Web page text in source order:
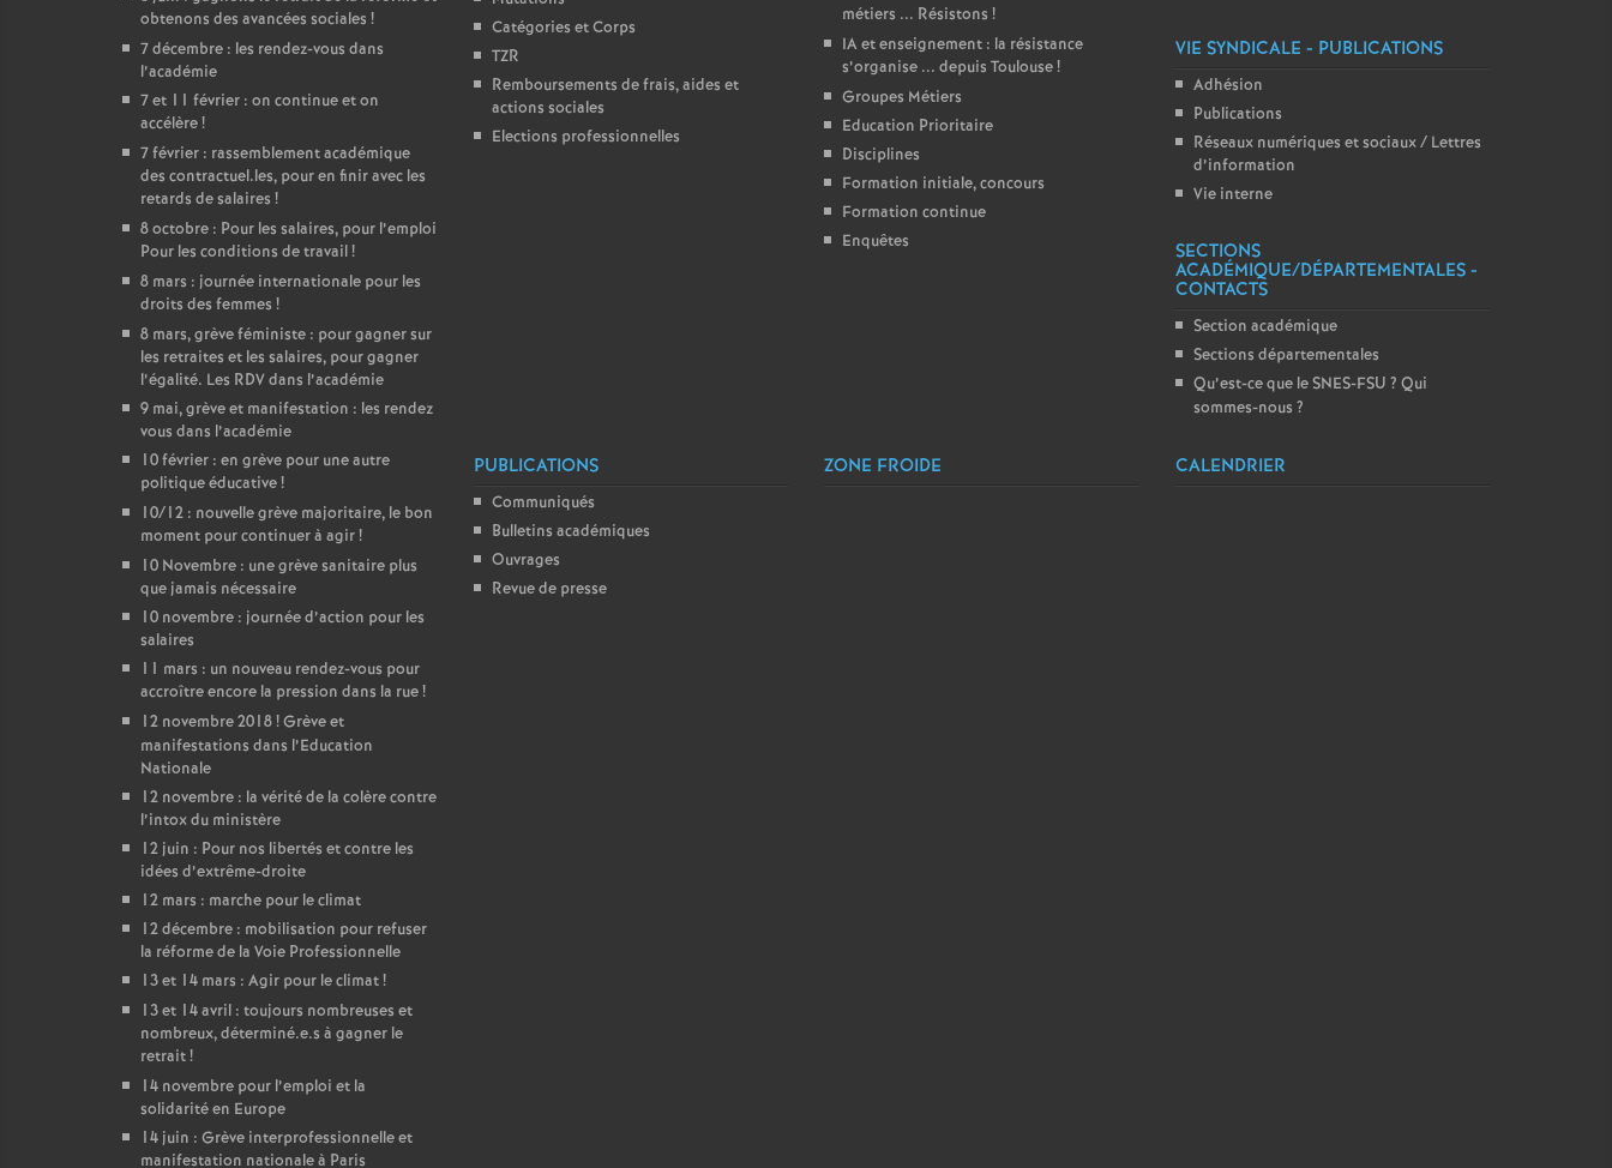
s
T
obtenons des avancées sociales !
7 décembre : les rendez-vous dans
l’académie
7 et 11 février : on continue et on
accélère!
7 février : rassemblement académique
des contractuel.les, pour en finir avec les
retards de salaires !
8 octobre : Pour les salaires, pour l’emploi
Pour les conditions de travail!
8 mars : journée internationale pour les
droits des femmes !
8 mars, grève féministe : pour gagner sur
les retraites et les salaires, pour gagner
l’égalité. Les RDV dans l’académie
9 mai, grève et manifestation : les rendez
vous dans l’académie
10 février : en grève pour une autre
politique éducative!
10/12 : nouvelle grève majoritaire, le bon
moment pour continuer à agir!
10 Novembre : une grève sanitaire plus
que jamais nécessaire
10 novembre : journée d’action pour les
salaires
11 mars : un nouveau rendez-vous pour
accroître encore la pression dans la rue!
12 novembre 2018! Grève et
manifestations dans l’Education
Nationale
12 novembre : la vérité de la colère contre
l’intox du ministère
12 juin : Pour nos libertés et contre les
idées d’extrême-droite
12 mars : marche pour le climat
12 décembre : mobilisation pour refuser
la réforme de la Voie Professionnelle
13 et 14 mars : Agir pour le climat!
13 et 14 avril : toujours nombreuses et
nombreux, déterminé.e.s à gagner le
retrait!
14 novembre pour l’emploi et la
solidarité en Europe
14 juin : Grève interprofessionnelle et
manifestation nationale à Paris
Catégories et Corps
TZR
Remboursements de frais, aides et
actions sociales
Elections professionnelles
métiers ... Résistons !
IA et enseignement : la résistance
s’organise ... depuis Toulouse!
Groupes Métiers
Education Prioritaire
Disciplines
Formation initiale, concours
Formation continue
Enquêtes
VIE SYNDICALE - PUBLICATIONS
Adhésion
Publications
Réseaux numériques et sociaux / Lettres
d’information
Vie interne
SECTIONS
ACADÉMIQUE/DÉPARTEMENTALES -
CONTACTS
Section académique
Sections départementales
Qu’est-ce que le SNES-FSU ? Qui
sommes-nous ?
PUBLICATIONS
Communiqués
Bulletins académiques
Ouvrages
Revue de presse
ZONE FROIDE CALENDRIER